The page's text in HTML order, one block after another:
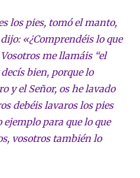
los pies, tomó el manto,
«¿Comprendéis lo que
me llamáis “el
bien, porque lo
y el Señor, os he lavado
debéis lavaros los pies
ejemplo para que lo que
vosotros también lo